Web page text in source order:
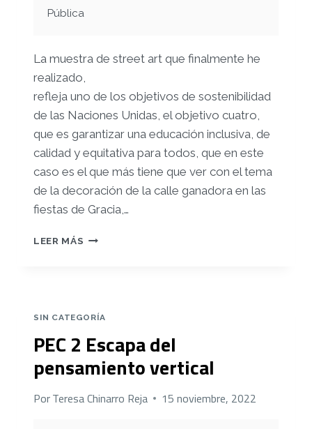
Pública
La muestra de street art que finalmente he
realizado,
refleja uno de los objetivos de sostenibilidad
de las Naciones Unidas, el objetivo cuatro,
que es garantizar una educación inclusiva, de
calidad y equitativa para todos, que en este
caso es el que más tiene que ver con el tema
de la decoración de la calle ganadora en las
fiestas de Gracia,…
LEER MÁS PEC
VERTICAL
SIN CATEGORÍA
PEC 2 Escapa del
pensamiento vertical
PorTeresa Chinarro Reja 15 noviembre, 2022